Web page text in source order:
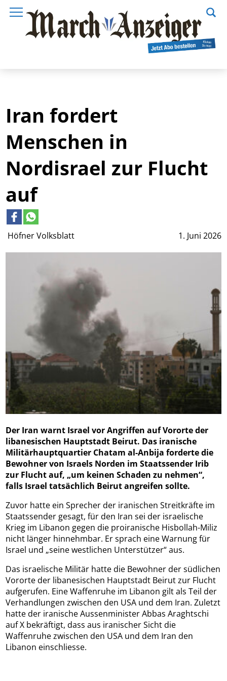
Höfner Volksblatt 1. Juni 2026
Iran fordert
Menschen in
Nordisrael zur Flucht
auf
Der Iran warnt Israel vor Angriffen auf Vororte der
libanesischen Hauptstadt Beirut. Das iranische
Militärhauptquartier Chatam al-Anbija forderte die
Bewohner von Israels Norden im Staatssender Irib
zur Flucht auf, „um keinen Schaden zu nehmen“,
falls Israel tatsächlich Beirut angreifen sollte.
Zuvor hatte ein Sprecher der iranischen Streitkräfte im
Staatssender gesagt, für den Iran sei der israelische
Krieg im Libanon gegen die proiranische Hisbollah-Miliz
nicht länger hinnehmbar. Er sprach eine Warnung für
Israel und „seine westlichen Unterstützer“ aus.
Das israelische Militär hatte die Bewohner der südlichen
Vororte der libanesischen Hauptstadt Beirut zur Flucht
aufgerufen. Eine Waffenruhe im Libanon gilt als Teil der
Verhandlungen zwischen den USA und dem Iran. Zuletzt
hatte der iranische Aussenminister Abbas Araghtschi
auf X bekräftigt, dass aus iranischer Sicht die
Waffenruhe zwischen den USA und dem Iran den
Libanon einschliesse.